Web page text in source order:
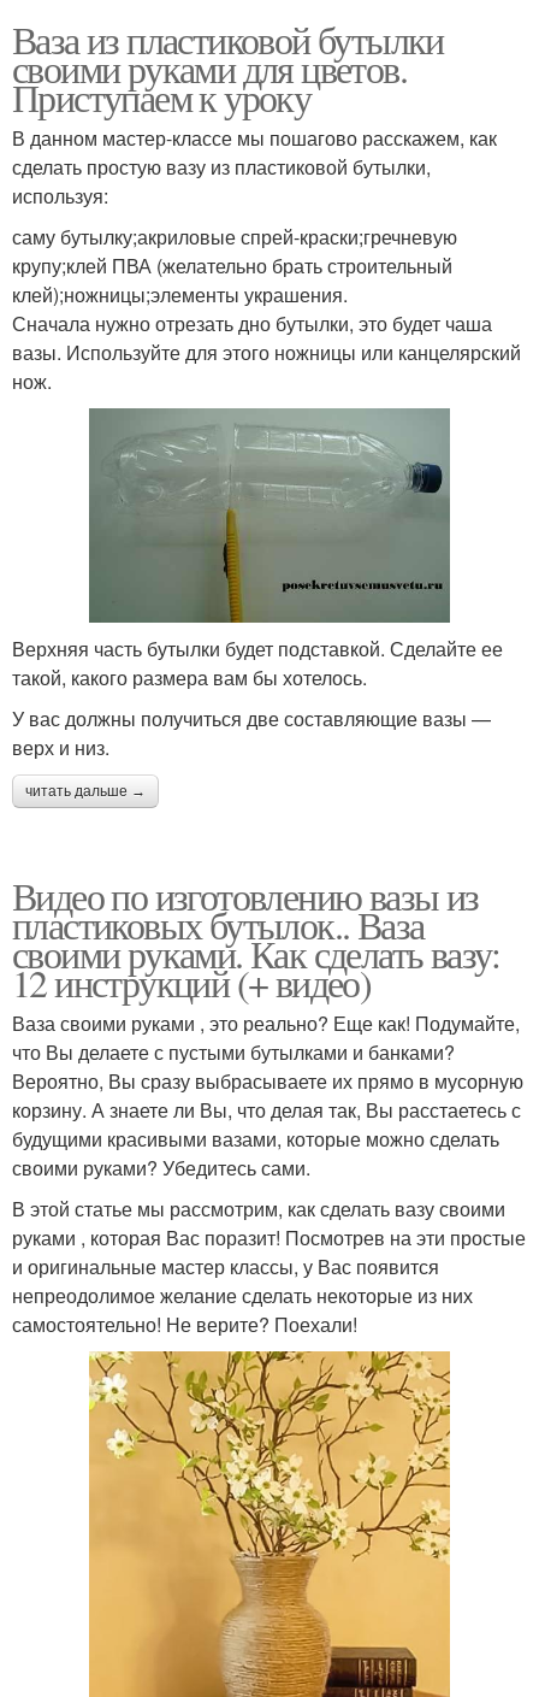
Ваза из пластиковой бутылки
своими руками для цветов.
Приступаем к уроку
В данном мастер-классе мы пошагово расскажем, как
сделать простую вазу из пластиковой бутылки,
используя:
саму бутылку;акриловые спрей-краски;гречневую
крупу;клей ПВА (желательно брать строительный
клей);ножницы;элементы украшения.
Сначала нужно отрезать дно бутылки, это будет чаша
вазы. Используйте для этого ножницы или канцелярский
нож.
Верхняя часть бутылки будет подставкой. Сделайте ее
такой, какого размера вам бы хотелось.
У вас должны получиться две составляющие вазы —
верх и низ.
читать дальше →
Видео по изготовлению вазы из
пластиковых бутылок.. Ваза
своими руками. Как сделать вазу:
12 инструкций (+ видео)
Ваза своими руками , это реально? Еще как! Подумайте,
что Вы делаете с пустыми бутылками и банками?
Вероятно, Вы сразу выбрасываете их прямо в мусорную
корзину. А знаете ли Вы, что делая так, Вы расстаетесь с
будущими красивыми вазами, которые можно сделать
своими руками? Убедитесь сами.
В этой статье мы рассмотрим, как сделать вазу своими
руками , которая Вас поразит! Посмотрев на эти простые
и оригинальные мастер классы, у Вас появится
непреодолимое желание сделать некоторые из них
самостоятельно! Не верите? Поехали!